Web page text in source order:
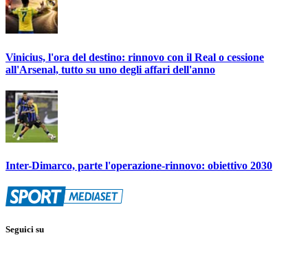
Vinicius, l'ora del destino: rinnovo con il Real o cessione
all'Arsenal, tutto su uno degli affari dell'anno
Inter-Dimarco, parte l'operazione-rinnovo: obiettivo 2030
Seguici su